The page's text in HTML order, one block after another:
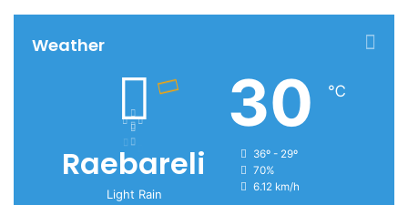
Weather
Raebareli
Light Rain
30 ℃
36º - 29º
70%
6.12 km/h